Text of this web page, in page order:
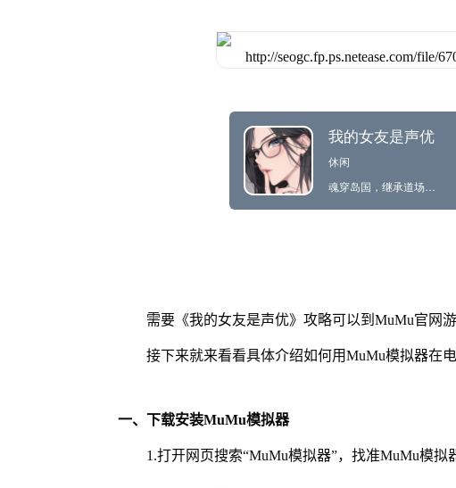
需要《我的女友是声优》攻略可以到MuMu官网
接下来就来看看具体介绍如何用MuMu模拟器在
一、下载安装MuMu模拟器
1.打开网页搜索“MuMu模拟器”，找准MuMu模拟